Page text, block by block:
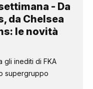
- Da
da Chelsea
le novità
gli inediti di FKA
supergruppo